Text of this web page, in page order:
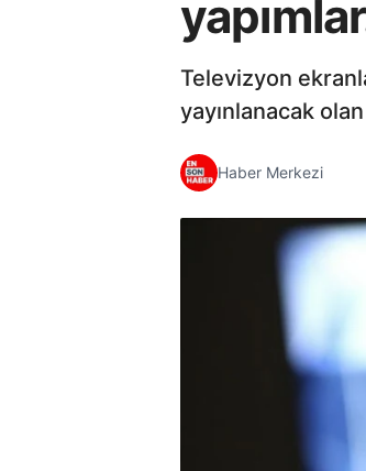
Televizyon
yayınlanacak
Haber Merkezi